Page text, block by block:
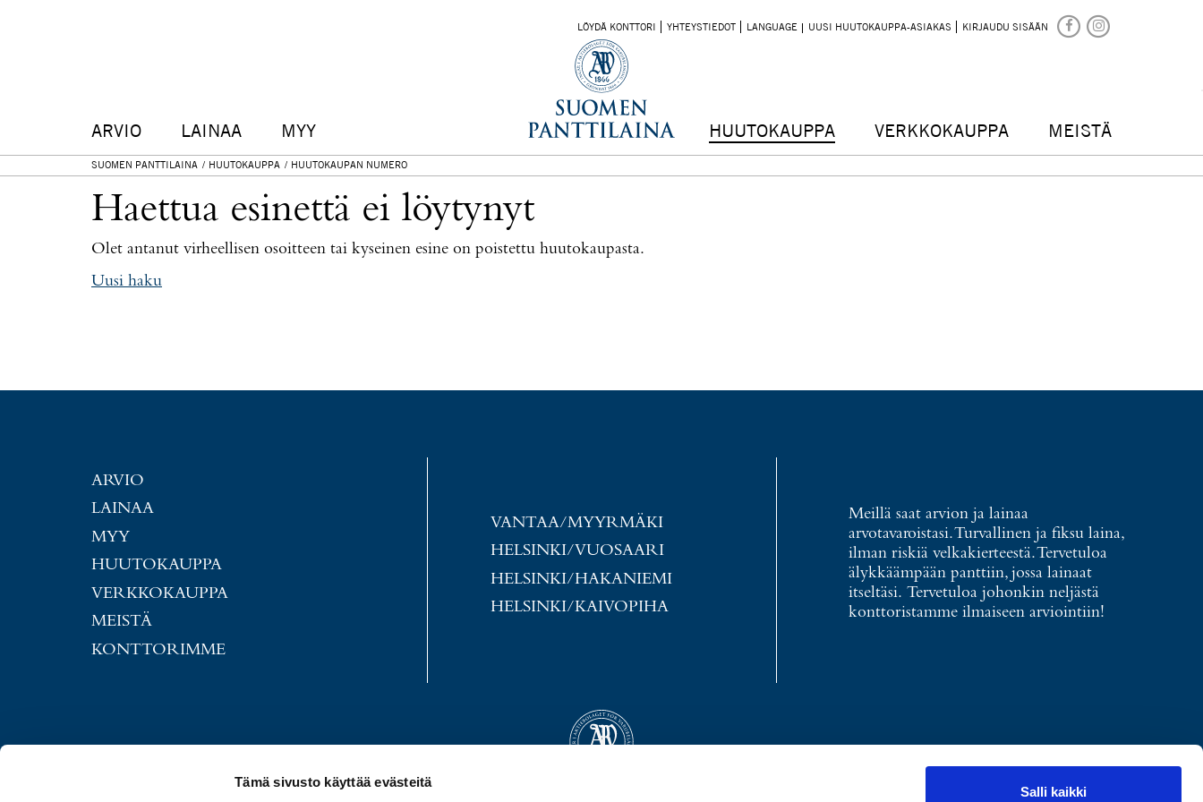
Tämä sivusto käyttää evästeitä
Salli kaikki
LÖYDÄ KONTTORI YHTEYSTIEDOT LANGUAGE UUSI HUUTOKAUPPA-ASIAKAS KIRJAUDU SISÄÄN
ARVIO LAINAA MYY HUUTOKAUPPA VERKKOKAUPPA MEISTÄ
SUOMEN PANTTILAINA HUUTOKAUPPA HUUTOKAUPAN NUMERO
Haettua esinettä ei löytynyt
Olet antanut virheellisen osoitteen tai kyseinen esine on poistettu huutokaupasta.
Uusi haku
ARVIO
LAINAA
MYY
HUUTOKAUPPA
VERKKOKAUPPA
MEISTÄ
KONTTORIMME
VANTAA/MYYRMÄKI
HELSINKI/VUOSAARI
HELSINKI/HAKANIEMI
HELSINKI/KAIVOPIHA
Meillä saat arvion ja lainaa
arvotavaroistasi. Turvallinen ja fiksu laina,
ilman riskiä velkakierteestä. Tervetuloa
älykkäämpään panttiin, jossa lainaat
itseltäsi. Tervetuloa johonkin neljästä
konttoristamme ilmaiseen arviointiin!